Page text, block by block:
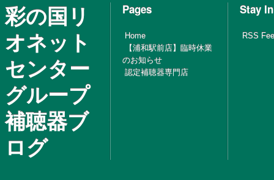
彩の国リ
オネット
センター
グループ
補聴器ブ
ログ
Pages
Home
【浦和駅前店】臨時休業
のお知らせ
認定補聴器専門店
Stay
RSS